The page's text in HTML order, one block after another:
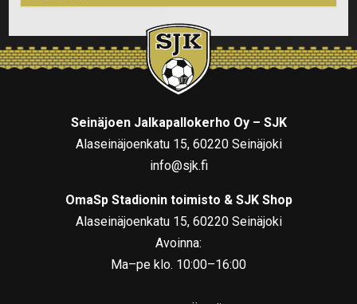
Seinäjoen Jalkapallokerho Oy – SJK
Alaseinäjoenkatu 15, 60220 Seinäjoki
info@sjk.fi
OmaSp Stadionin toimisto & SJK Shop
Alaseinäjoenkatu 15, 60220 Seinäjoki
Avoinna:
Ma–pe klo. 10:00–16:00